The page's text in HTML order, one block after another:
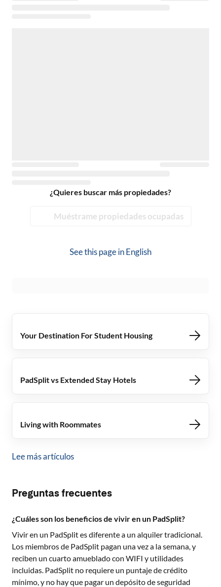
¿Quieres buscar más propiedades?
Muéstrame propiedades ocupadas
See this page inEnglish
Your Destination For Student Housing
PadSplit vs Extended Stay Hotels
Living with Roommates
Lee más artículos
Preguntas frecuentes
¿Cuáles son los beneficios de vivir en un PadSplit?
Vivir en un PadSplit es diferente a un alquiler tradicional.
Los miembros de PadSplit pagan una vez a la semana, y
reciben un cuarto amueblado con WIFI y utilidades
incluidas. PadSplit no requiere un puntaje de crédito
mínimo, y no hay que pagar un depósito de seguridad